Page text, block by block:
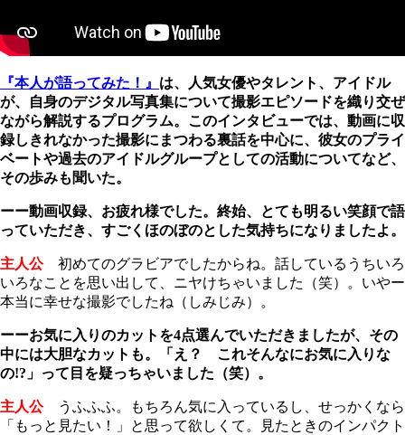
『本人が語ってみた！』 は、人気女優やタレント、アイドル
が、自身のデジタル写真集について撮影エピソードを織り交ぜ
ながら解説するプログラム。このインタビューでは、動画に収
録しきれなかった撮影にまつわる裏話を中心に、彼女のプライ
ベートや過去のアイドルグループとしての活動についてなど、
その歩みも聞いた。
ーー動画収録、お疲れ様でした。終始、とても明るい笑顔で語
っていただき、すごくほのぼのとした気持ちになりましたよ。
主人公初めてのグラビアでしたからね。話しているうちいろ
いろなことを思い出して、ニヤけちゃいました（笑）。いやー
本当に幸せな撮影でしたね（しみじみ）。
ーーお気に入りのカットを4点選んでいただきましたが、その
中には大胆なカットも。「え？ これそんなにお気に入りな
の!?」って目を疑っちゃいました（笑）。
主人公うふふふ。もちろん気に入っているし、せっかくなら
「もっと見たい！」と思って欲しくて。見たときのインパクト